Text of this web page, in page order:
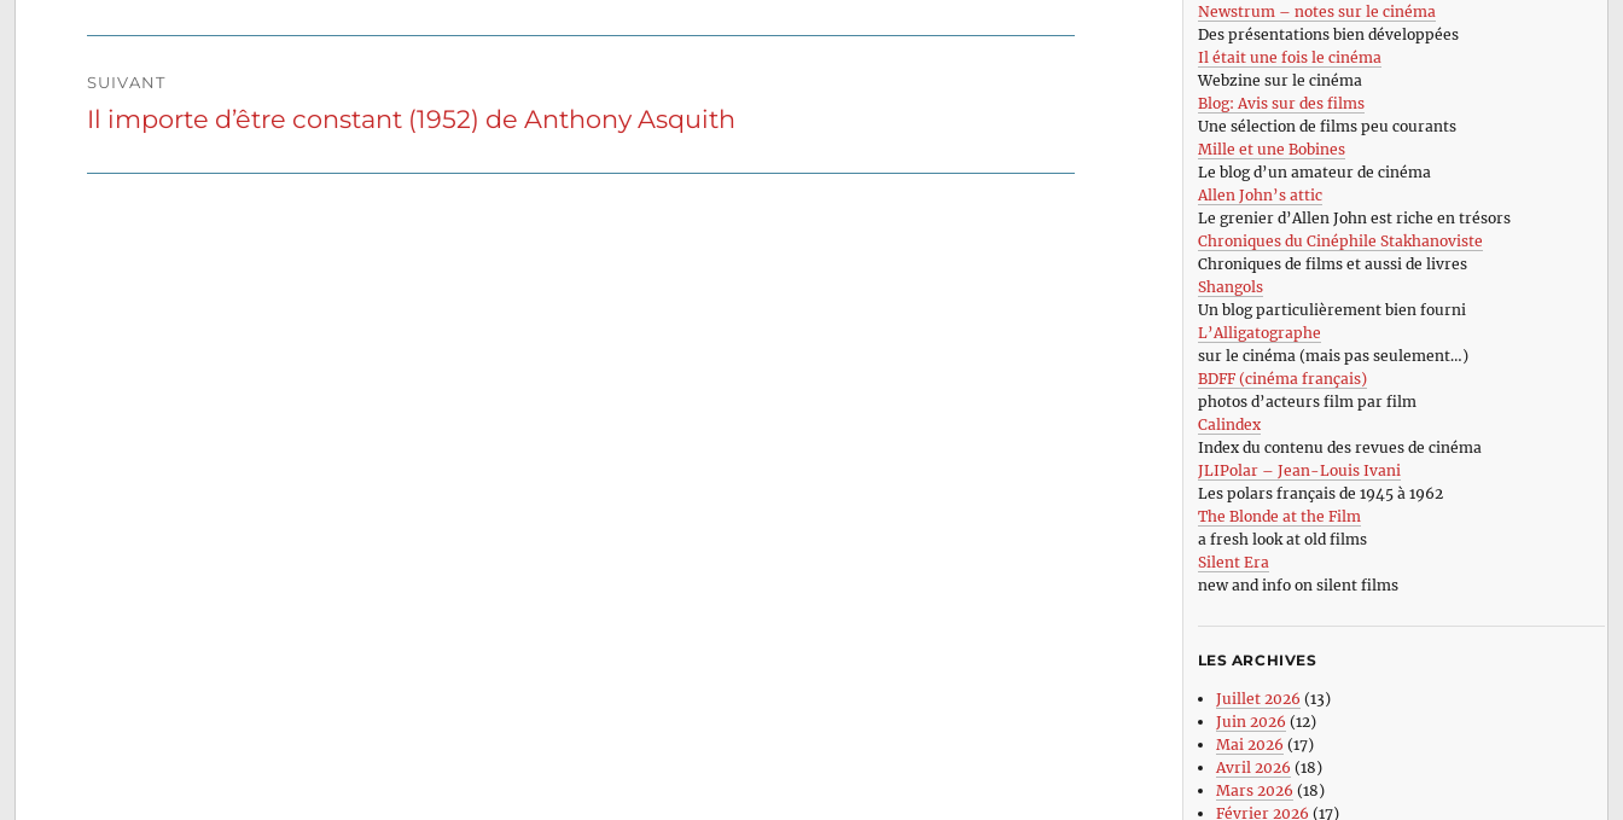
SUIVANT
Publication
Il importe d’être constant (1952) de Anthony Asquith
Newstrum – notes sur le cinéma
Des présentations bien développées
Il était une fois le cinéma
Webzine sur le cinéma
Blog: Avis sur des films
Une sélection de films peu courants
Mille et une Bobines
Le blog d’un amateur de cinéma
Allen John’s attic
Le grenier d’Allen John est riche en trésors
Chroniques du Cinéphile Stakhanoviste
Chroniques de films et aussi de livres
Shangols
Un blog particulièrement bien fourni
L’Alligatographe
sur le cinéma (mais pas seulement…)
BDFF (cinéma français)
photos d’acteurs film par film
Calindex
Index du contenu des revues de cinéma
JLIPolar – Jean-Louis Ivani
Les polars français de 1945 à 1962
The Blonde at the Film
a fresh look at old films
Silent Era
new and info on silent films
LES ARCHIVES
Juillet 2026 (13)
Juin 2026 (12)
Mai 2026 (17)
Avril 2026 (18)
Mars 2026 (18)
Février 2026 (17)